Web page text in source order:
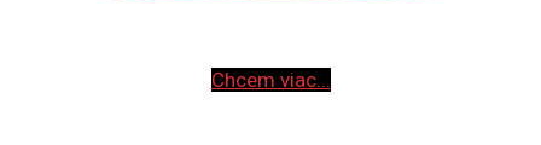
Chcem viac...